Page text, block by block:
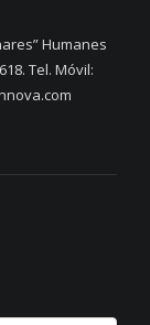
Humanes
Tel. Móvil: